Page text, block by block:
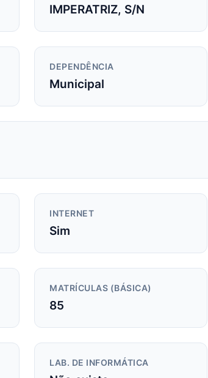
IMPERATRIZ, S/N
DEPENDÊNCIA
Municipal
INTERNET
Sim
MATRÍCULAS (BÁSICA)
85
LAB. DE INFORMÁTICA